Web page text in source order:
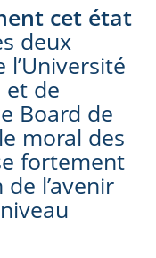
cet état
deux
et de
Board de
moral des
fortement
l’avenir